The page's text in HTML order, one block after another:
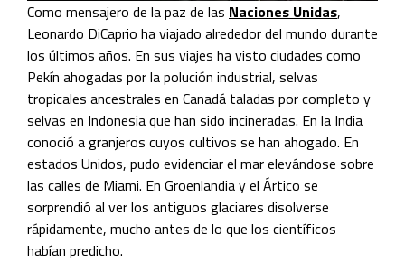
Como mensajero de la paz de las Naciones Unidas,
Leonardo DiCaprio ha viajado alrededor del mundo durante
los últimos años. En sus viajes ha visto ciudades como
Pekín ahogadas por la polución industrial, selvas
tropicales ancestrales en Canadá taladas por completo y
selvas en Indonesia que han sido incineradas. En la India
conoció a granjeros cuyos cultivos se han ahogado. En
estados Unidos, pudo evidenciar el mar elevándose sobre
las calles de Miami. En Groenlandia y el Ártico se
sorprendió al ver los antiguos glaciares disolverse
rápidamente, mucho antes de lo que los científicos
habían predicho.